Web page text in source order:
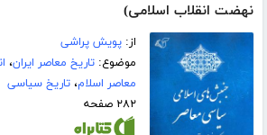
نهضت انقلاب اسلامی)
از:پویش پراشی
موضوع:تاریخ معاصر ایران،
معاصر اسلام،تاریخ سیاسی
۲۸۲ صفحه